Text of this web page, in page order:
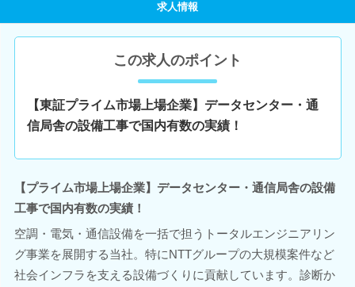
求人情報
この求人のポイント
【東証プライム市場上場企業】データセンター・通
信局舎の設備工事で国内有数の実績！
【プライム市場上場企業】データセンター・通信局舎の設備
工事で国内有数の実績！
空調・電気・通信設備を一括で担うトータルエンジニアリン
グ事業を展開する当社。特にNTTグループの大規模案件など
社会インフラを支える設備づくりに貢献しています。診断か